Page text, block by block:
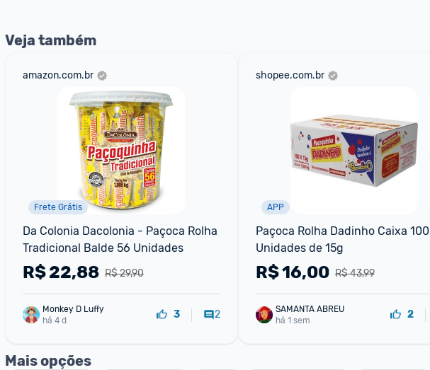
Veja também
amazon.com.br
Frete Grátis
Da Colonia Dacolonia - Paçoca Rolha
Tradicional Balde 56 Unidades
R$ 29,90
R$22,88
Monkey D Luffy
há 4 d
3 2
shopee.com.br
APP
Paçoca Rolha Dadinho Caixa 100
Unidades de 15g
R$ 43,99
R$16,00
SAMANTA ABREU
há 1 sem
2
Mais opções